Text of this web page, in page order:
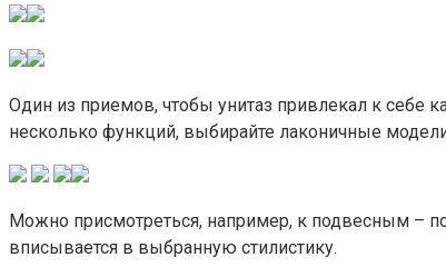
Один из приемов, чтобы унитаз привлекал к себе
несколько функций, выбирайте лаконичные
Можно присмотреться, например, к подвесным –
вписывается в выбранную стилистику.